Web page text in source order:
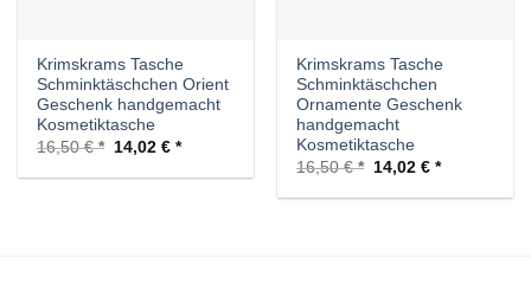
Krimskrams Tasche
Schminktäschchen Orient
Geschenk handgemacht
Kosmetiktasche
16,50€
Ursprünglicher
Preis
war:
14,02€ Aktueller
ist:
Krimskrams Tasche
Schminktäschchen
Ornamente Geschenk
handgemacht
Kosmetiktasche
16,50€
Ursprünglicher
Preis
war:
14,02€ Aktueller
ist: